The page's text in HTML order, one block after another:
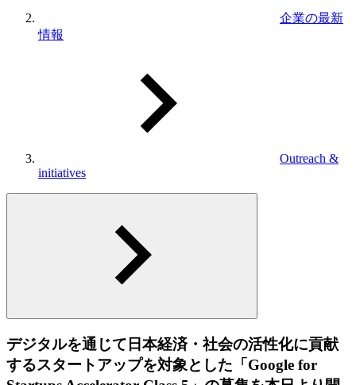
企業の最新
情報
Outreach &
initiatives
デジタルを通じて日本経済・社会の活性化に貢献
するスタートアップを対象とした「Google for